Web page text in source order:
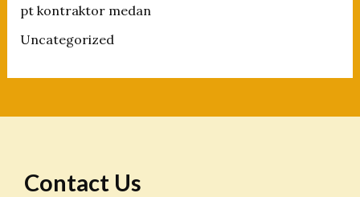
pt kontraktor medan
Uncategorized
Contact Us